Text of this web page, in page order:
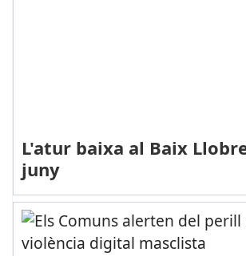
L'atur baixa al Baix
juny